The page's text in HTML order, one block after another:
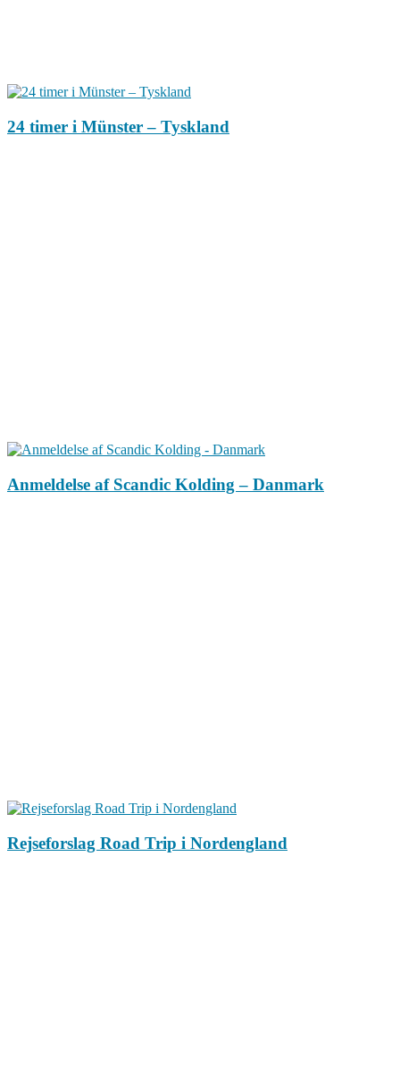
24 timer i Münster – Tyskland
Anmeldelse af Scandic Kolding – Danmark
Rejseforslag Road Trip i Nordengland